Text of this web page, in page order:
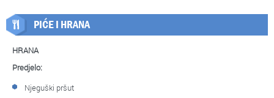
PIĆE I HRANA
HRANA
Predjelo:
Njeguški pršut